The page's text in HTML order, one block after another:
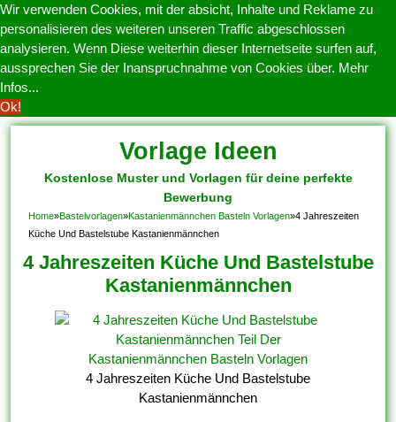
Wir verwenden Cookies, mit der absicht, Inhalte und Reklame zu
personalisieren des weiteren unseren Traffic abgeschlossen
analysieren. Wenn Diese weiterhin dieser Internetseite surfen auf,
aussprechen Sie der Inanspruchnahme von Cookies über. Mehr
Infos...
Ok!
Vorlage Ideen
Kostenlose Muster und Vorlagen für deine perfekte
Bewerbung
Home»Bastelvorlagen»Kastanienmännchen Basteln Vorlagen»4 Jahreszeiten
Küche Und Bastelstube Kastanienmännchen
4 Jahreszeiten Küche Und Bastelstube
Kastanienmännchen
4 Jahreszeiten Küche Und Bastelstube
Kastanienmännchen